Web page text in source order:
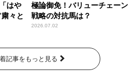
はや
々と
極論御免！バリューチェーン
戦略の対抗馬は？
2026.07.02
記事をもっと見る